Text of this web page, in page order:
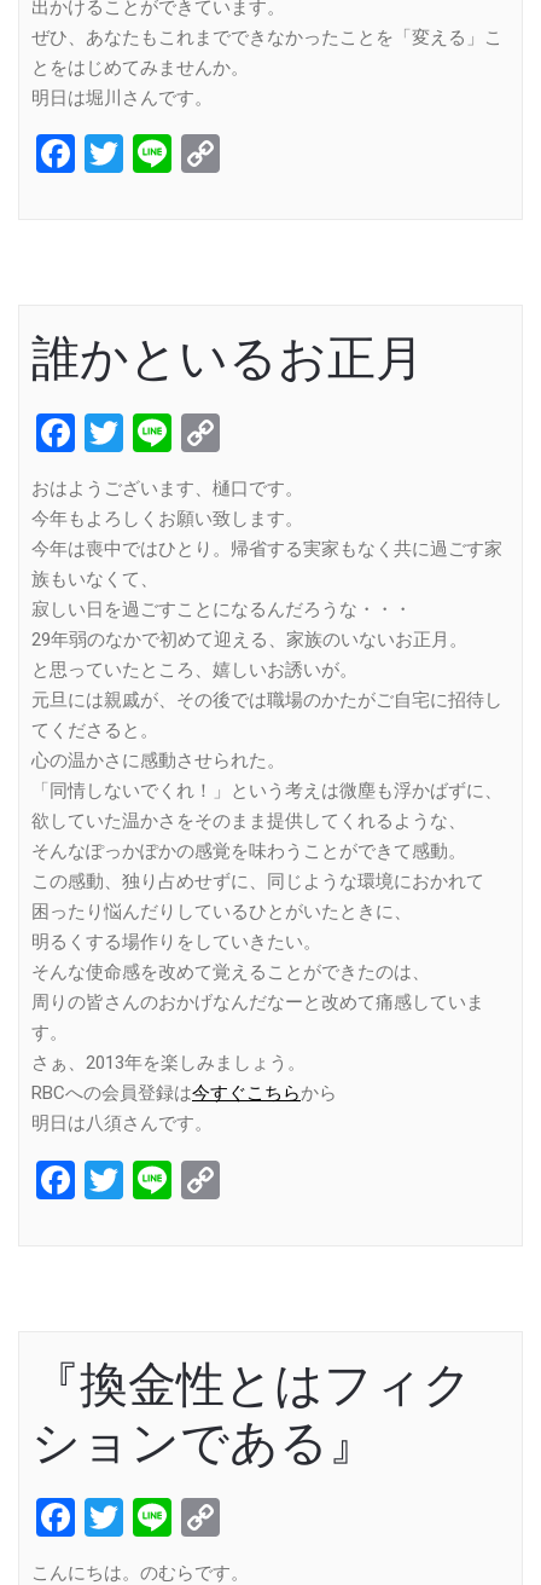
出かけることができています。
ぜひ、あなたもこれまでできなかったことを「変える」こ
とをはじめてみませんか。
明日は堀川さんです。
Facebook
Twitter
Line
誰かといるお正月
Facebook
Twitter
Line
Link
おはようございます、樋口です。
今年もよろしくお願い致します。
今年は喪中ではひとり。帰省する実家もなく共に過ごす家
族もいなくて、
寂しい日を過ごすことになるんだろうな・・・
29年弱のなかで初めて迎える、家族のいないお正月。
と思っていたところ、嬉しいお誘いが。
元旦には親戚が、その後では職場のかたがご自宅に招待し
てくださると。
心の温かさに感動させられた。
「同情しないでくれ！」という考えは微塵も浮かばずに、
欲していた温かさをそのまま提供してくれるような、
そんなぽっかぽかの感覚を味わうことができて感動。
この感動、独り占めせずに、同じような環境におかれて
困ったり悩んだりしているひとがいたときに、
明るくする場作りをしていきたい。
そんな使命感を改めて覚えることができたのは、
周りの皆さんのおかげなんだなーと改めて痛感していま
す。
さぁ、2013年を楽しみましょう。
RBCへの会員登録は今すぐこちらから
明日は八須さんです。
Facebook
Twitter
Line
『換金性とはフィク
ションである』
Facebook
Twitter
Line
Link
こんにちは。のむらです。